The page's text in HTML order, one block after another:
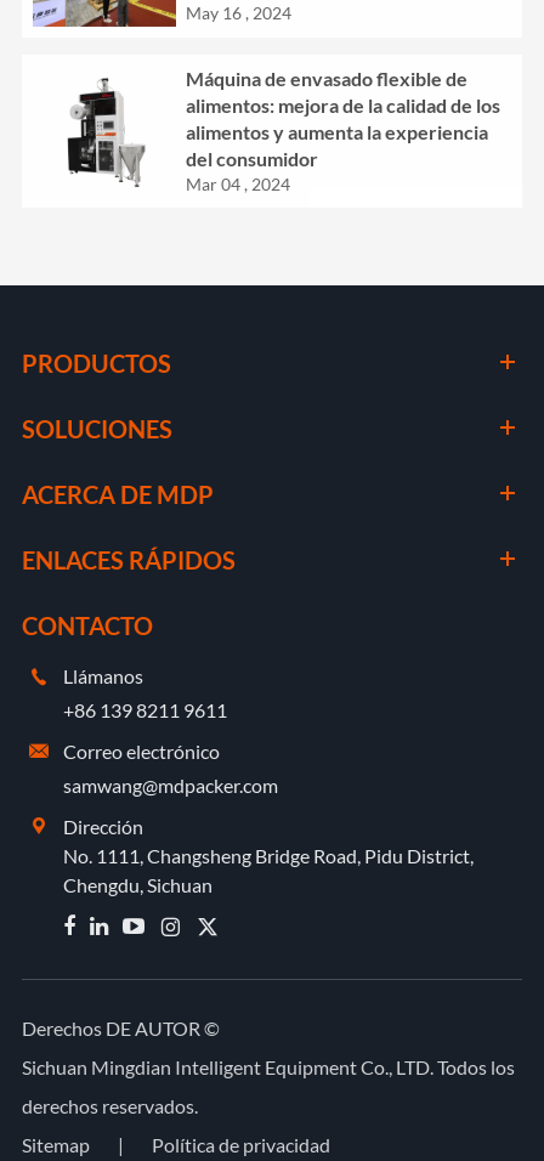
May 16 , 2024
Máquina de envasado flexible de
alimentos: mejora de la calidad de los
alimentos y aumenta la experiencia
del consumidor
Mar 04 , 2024
PRODUCTOS
SOLUCIONES
ACERCA DE MDP
ENLACES RÁPIDOS
CONTACTO

Llámanos
+86 139 8211 9611

Correo electrónico
samwang@mdpacker.com

Dirección
No. 1111, Changsheng Bridge Road, Pidu District,
Chengdu, Sichuan
 
Derechos DE AUTOR ©
Sichuan Mingdian Intelligent Equipment Co., LTD.Todos los
derechos reservados.
Sitemap
| Política de privacidad